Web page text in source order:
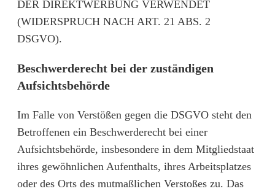
DER DIREKTWERBUNG VERWENDET
(WIDERSPRUCH NACH ART. 21 ABS. 2
DSGVO).
Beschwerde­recht bei der zuständigen
Aufsichts­behörde
Im Falle von Verstößen gegen die DSGVO steht den
Betroffenen ein Beschwerderecht bei einer
Aufsichtsbehörde, insbesondere in dem Mitgliedstaat
ihres gewöhnlichen Aufenthalts, ihres Arbeitsplatzes
oder des Orts des mutmaßlichen Verstoßes zu. Das